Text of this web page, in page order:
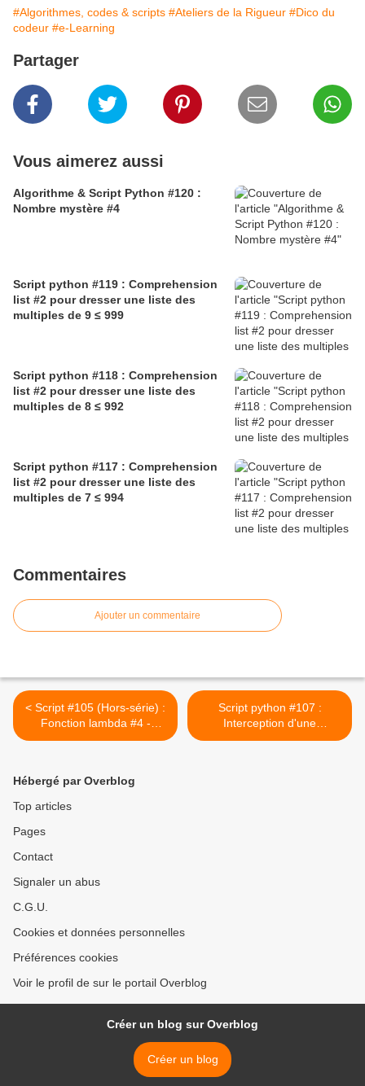
#Algorithmes, codes & scripts #Ateliers de la Rigueur #Dico du
codeur #e-Learning
Partager
Vous aimerez aussi
Algorithme & Script Python #120 :
Nombre mystère #4
Script python #119 : Comprehension
list #2 pour dresser une liste des
multiples de 9 ≤ 999
Script python #118 : Comprehension
list #2 pour dresser une liste des
multiples de 8 ≤ 992
Script python #117 : Comprehension
list #2 pour dresser une liste des
multiples de 7 ≤ 994
Commentaires
Ajouter un commentaire
< Script #105 (Hors-série) :
Fonction lambda #4 -
Convertir un mot en
Script python #107 :
Interception d'une
exception #1 (mis à jour) >
Hébergé par Overblog
Top articles
Pages
Contact
Signaler un abus
C.G.U.
Cookies et données personnelles
Préférences cookies
Voir le profil de sur le portail Overblog
Créer un blog sur Overblog
Créer un blog